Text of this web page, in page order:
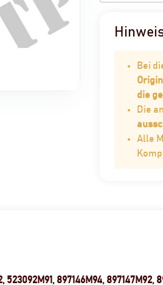
Bei
die
Die
Alle
897146M94, 897147M92,